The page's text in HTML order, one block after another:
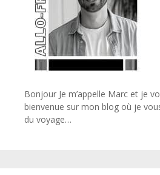
Bonjour Je m’appelle Marc et je
bienvenue sur mon blog où je
du voyage…